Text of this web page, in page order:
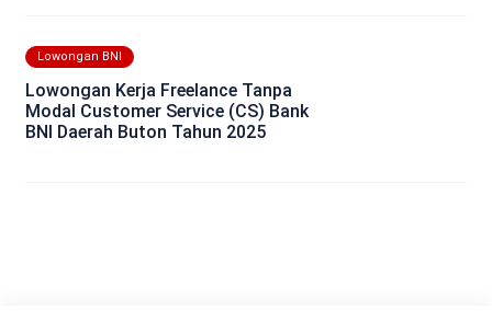
Lowongan BNI
Lowongan Kerja Freelance Tanpa
Modal Customer Service (CS) Bank
BNI Daerah Buton Tahun 2025